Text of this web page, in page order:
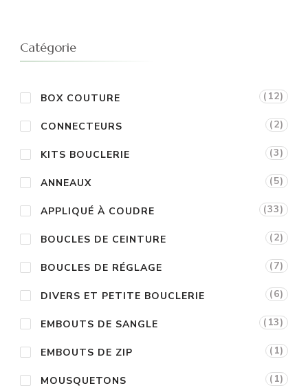
Catégorie
BOX COUTURE (12)
CONNECTEURS (2)
KITS BOUCLERIE (3)
ANNEAUX (5)
APPLIQUÉ À COUDRE (33)
BOUCLES DE CEINTURE (2)
BOUCLES DE RÉGLAGE (7)
DIVERS ET PETITE BOUCLERIE (6)
EMBOUTS DE SANGLE (13)
EMBOUTS DE ZIP (1)
MOUSQUETONS (1)